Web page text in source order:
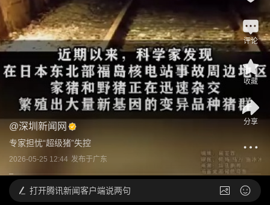
@深圳新闻网
专家担忧“超级猪”失控
2026-05-25 12:44 发布于广东
评论
收藏
分享
打开腾讯新闻客户端说两句